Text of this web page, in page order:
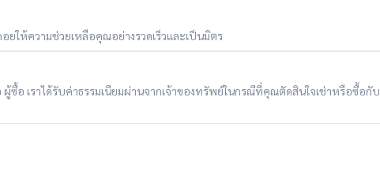
ให้ความช่วยเหลือคุณอย่างรวดเร็วและเป็นมิตร
ซื้อ เราได้รับค่าธรรมเนียมผ่านจากเจ้าของทรัพย์ในกรณีที่คุณตัดสินใจเช่าหรือซื้อกับ